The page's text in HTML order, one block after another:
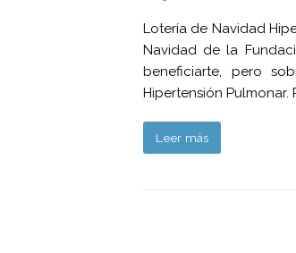
Lotería de Navidad
Navidad de la
beneficiarte, pero
Hipertensión Pulmonar.
Leer más